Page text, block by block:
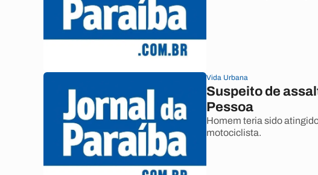
Vida Urbana
Suspeito de
Pessoa
Homem teria sido
motociclista.